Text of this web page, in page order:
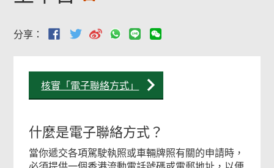
分享：
核實「電子聯絡方式」
什麼是電子聯絡方式？
當你遞交各項駕駛執照或車輛牌照有關的申請時，